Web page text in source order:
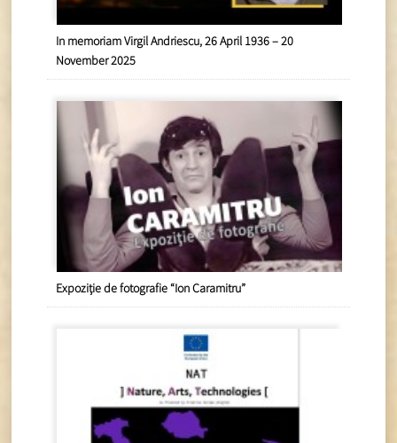
In memoriam Virgil Andriescu, 26 April 1936 – 20
November 2025
Expoziție de fotografie “Ion Caramitru”